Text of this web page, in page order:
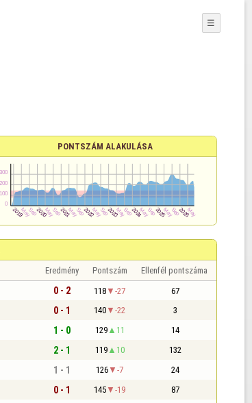
☰
PONTSZÁM ALAKULÁSA
Eredmény Pontszám Ellenfél pontszáma
0 - 2 118 -27 67
0 - 1 140 -22 3
1 - 0 129 11 14
2 - 1 119 10 132
1 - 1 126 -7 24
0 - 1 145 -19 87